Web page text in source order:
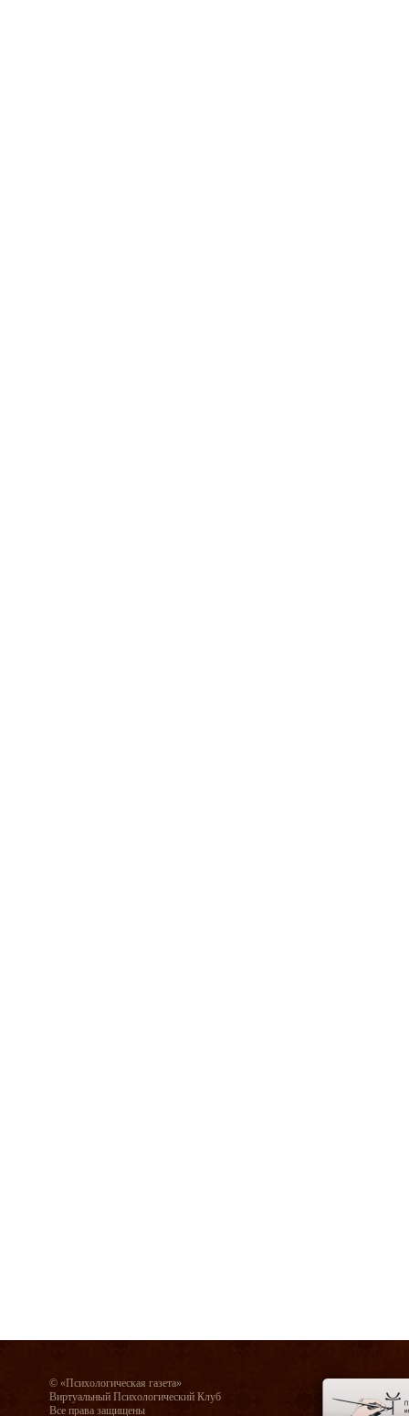
© «Психологическая газета»
Виртуальный Психологический Клуб
Все права защищены